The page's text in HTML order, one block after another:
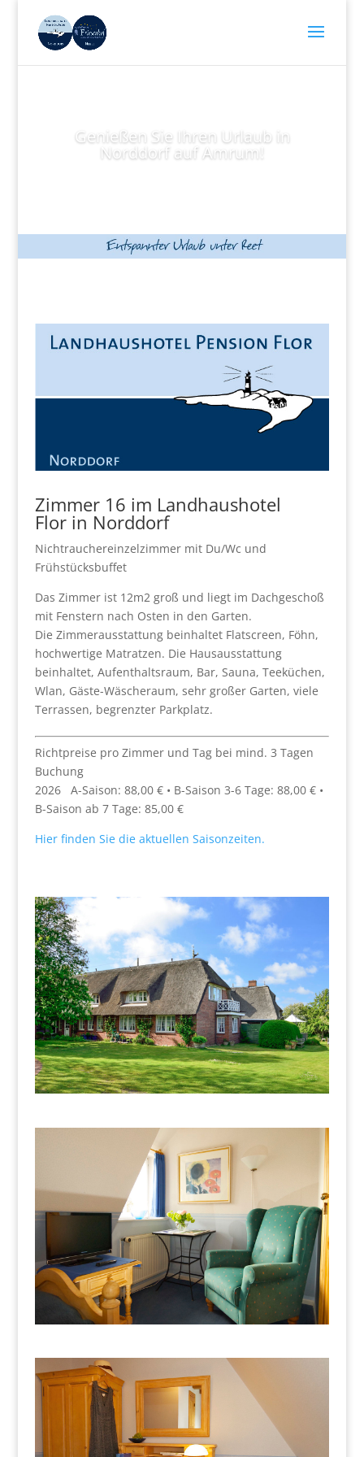
Genießen Sie Ihren Urlaub in
Norddorf auf Amrum!
Zimmer 16 im Landhaushotel
Florin Norddorf
Nichtrauchereinzelzimmer mit Du/Wc und
Frühstücksbuffet
Das Zimmer ist 12m2 groß und liegt im Dachgeschoß
mit Fenstern nach Osten in den Garten.
Die Zimmerausstattung beinhaltet Flatscreen, Föhn,
hochwertige Matratzen. Die Hausausstattung
beinhaltet, Aufenthaltsraum, Bar, Sauna, Teeküchen,
Wlan, Gäste-Wäscheraum, sehr großer Garten, viele
Terrassen, begrenzter Parkplatz.
Richtpreise pro Zimmer und Tag bei mind. 3 Tagen
Buchung
2026 A-Saison: 88,00 € • B-Saison 3-6 Tage: 88,00 € •
B-Saison ab 7 Tage: 85,00 €
Hier finden Sie die aktuellen Saisonzeiten.